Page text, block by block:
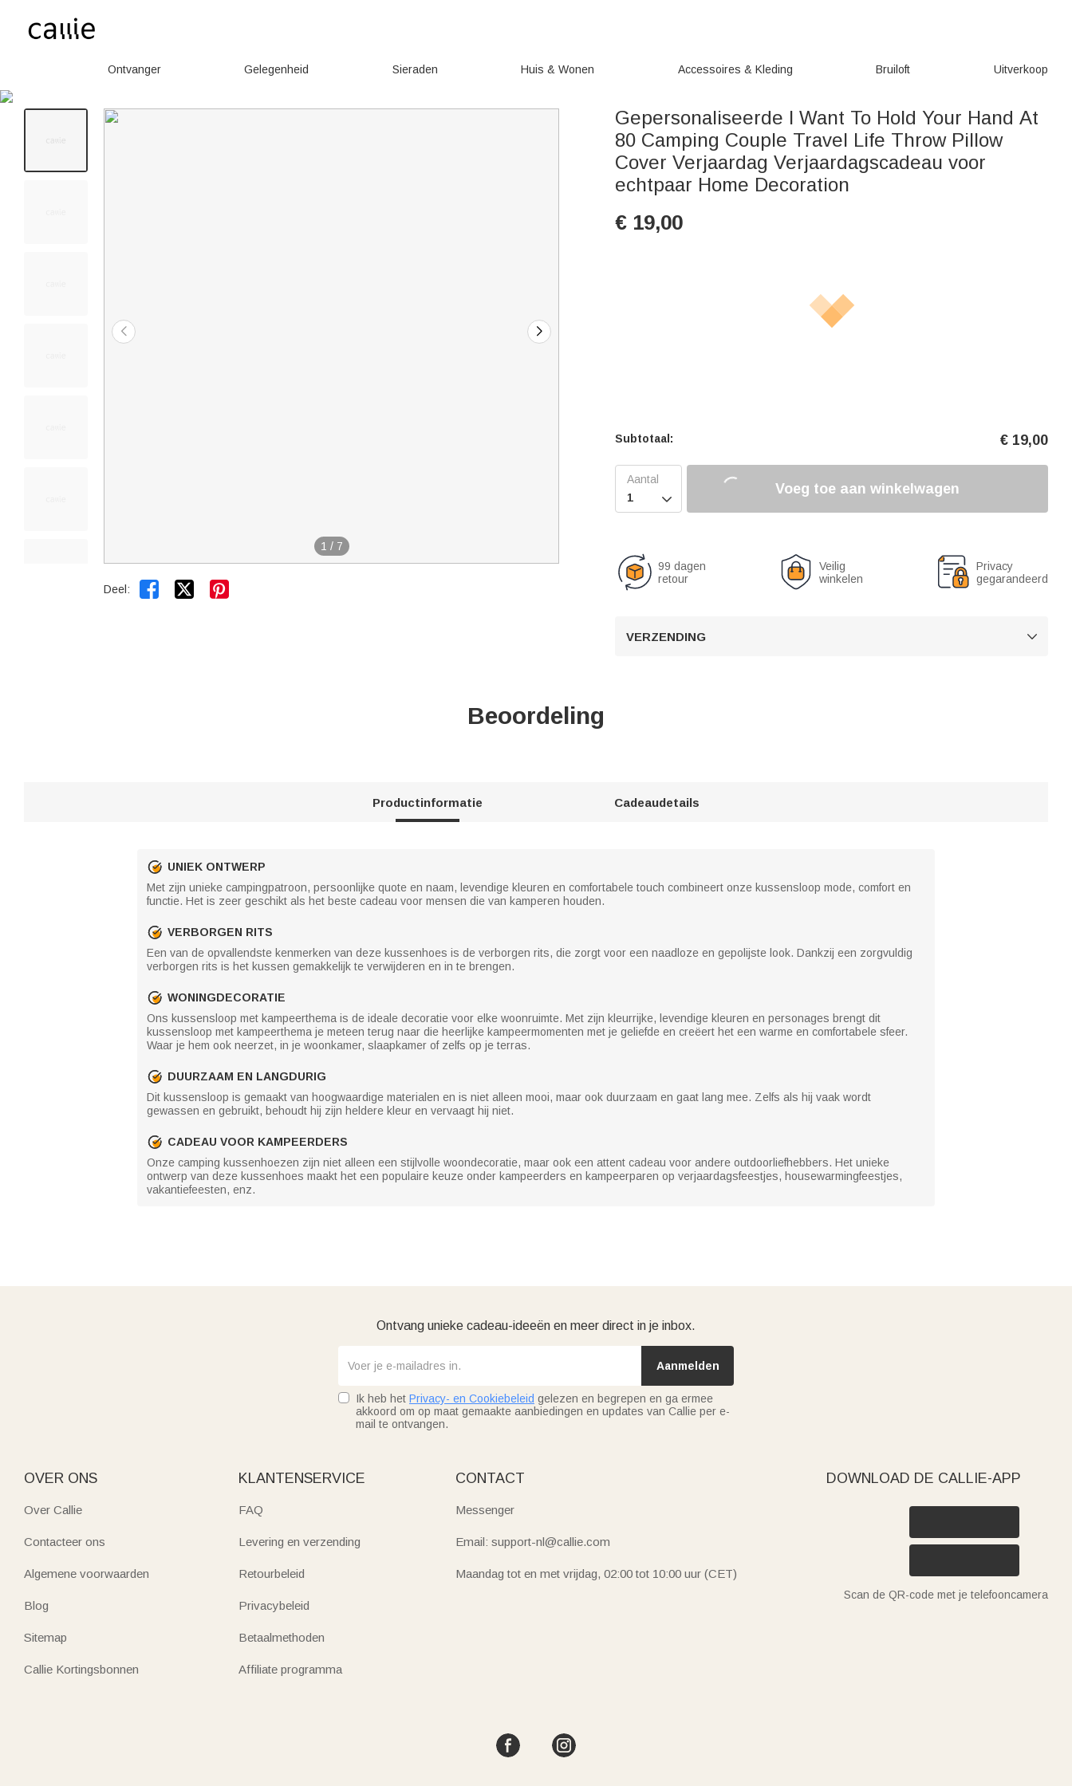
Ontvanger Gelegenheid Sieraden Huis & Wonen Accessoires & Kleding Bruiloft Uitverkoop
1 / 7
Deel:  
Gepersonaliseerde I Want To Hold Your Hand At
80 Camping Couple Travel Life Throw Pillow
Cover Verjaardag Verjaardagscadeau voor
echtpaar Home Decoration
€ 19,00
Subtotaal: € 19,00

Voeg toe aan winkelwagen
99 dagen
retour
Veilig
winkelen
Privacy
gegarandeerd
VERZENDING 
Beoordeling
Productinformatie Cadeaudetails
UNIEK ONTWERP
Met zijn unieke campingpatroon, persoonlijke quote en naam, levendige kleuren en comfortabele touch combineert onze kussensloop mode, comfort en
functie. Het is zeer geschikt als het beste cadeau voor mensen die van kamperen houden.
VERBORGEN RITS
Een van de opvallendste kenmerken van deze kussenhoes is de verborgen rits, die zorgt voor een naadloze en gepolijste look. Dankzij een zorgvuldig
verborgen rits is het kussen gemakkelijk te verwijderen en in te brengen.
WONINGDECORATIE
Ons kussensloop met kampeerthema is de ideale decoratie voor elke woonruimte. Met zijn kleurrijke, levendige kleuren en personages brengt dit
kussensloop met kampeerthema je meteen terug naar die heerlijke kampeermomenten met je geliefde en creëert het een warme en comfortabele sfeer.
Waar je hem ook neerzet, in je woonkamer, slaapkamer of zelfs op je terras.
DUURZAAM EN LANGDURIG
Dit kussensloop is gemaakt van hoogwaardige materialen en is niet alleen mooi, maar ook duurzaam en gaat lang mee. Zelfs als hij vaak wordt
gewassen en gebruikt, behoudt hij zijn heldere kleur en vervaagt hij niet.
CADEAU VOOR KAMPEERDERS
Onze camping kussenhoezen zijn niet alleen een stijlvolle woondecoratie, maar ook een attent cadeau voor andere outdoorliefhebbers. Het unieke
ontwerp van deze kussenhoes maakt het een populaire keuze onder kampeerders en kampeerparen op verjaardagsfeestjes, housewarmingfeestjes,
vakantiefeesten, enz.
Ontvang unieke cadeau-ideeën en meer direct in je inbox.
Aanmelden
Ik heb het Privacy- en Cookiebeleid gelezen en begrepen en ga ermee
akkoord om op maat gemaakte aanbiedingen en updates van Callie per e-
mail te ontvangen.
OVER ONS
Over Callie
Contacteer ons
Algemene voorwaarden
Blog
Sitemap
Callie Kortingsbonnen
KLANTENSERVICE
FAQ
Levering en verzending
Retourbeleid
Privacybeleid
Betaalmethoden
Affiliate programma
CONTACT
Messenger
Email: support-nl@callie.com
Maandag tot en met vrijdag, 02:00 tot 10:00 uur (CET)
DOWNLOAD DE CALLIE-APP
Scan de QR-code met je telefooncamera